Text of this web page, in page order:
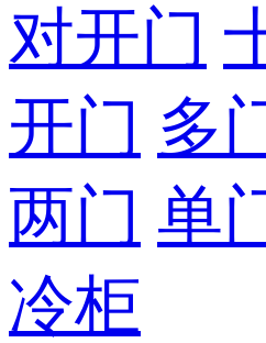
对开门
开门 多
两门 单
冷柜